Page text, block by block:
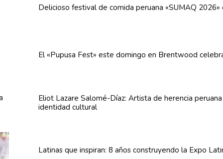
Delicioso festival de comida peruana «SUMAQ
El «Pupusa Fest» este domingo en Brentwood
Eliot Lazare Salomé-Díaz: Artista de herencia
identidad cultural
Latinas que inspiran: 8 años construyendo la Expo